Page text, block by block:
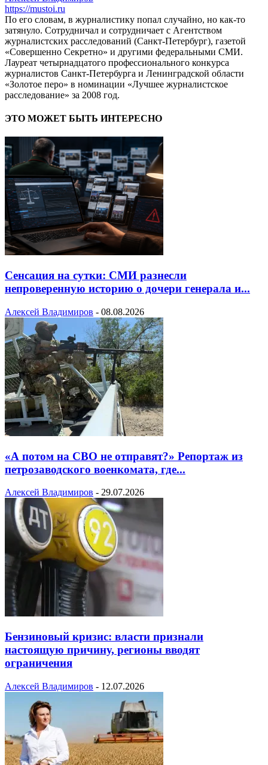
https://mustoi.ru
По его словам, в журналистику попал случайно, но как-то
затянуло. Сотрудничал и сотрудничает с Агентством
журналистских расследований (Санкт-Петербург), газетой
«Совершенно Секретно» и другими федеральными СМИ.
Лауреат четырнадцатого профессионального конкурса
журналистов Санкт-Петербурга и Ленинградской области
«Золотое перо» в номинации «Лучшее журналистское
расследование» за 2008 год.
ЭТО МОЖЕТ БЫТЬ ИНТЕРЕСНО
Сенсация на сутки: СМИ разнесли
непроверенную историю о дочери генерала и...
Алексей Владимиров - 08.08.2026
«А потом на СВО не отправят?» Репортаж из
петрозаводского военкомата, где...
Алексей Владимиров - 29.07.2026
Бензиновый кризис: власти признали
настоящую причину, регионы вводят
ограничения
Алексей Владимиров - 12.07.2026